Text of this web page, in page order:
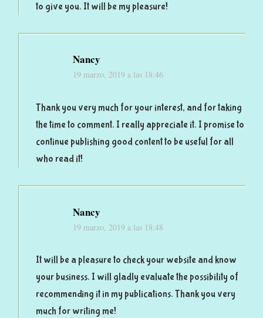
to give you. It will be my pleasure!
Nancy
19 marzo, 2019 a las 18:46
Thank you very much for your interest, and for taking
the time to comment. I really appreciate it. I promise to
continue publishing good content to be useful for all
who read it!
Nancy
19 marzo, 2019 a las 18:48
It will be a pleasure to check your website and know
your business. I will gladly evaluate the possibility of
recommending it in my publications. Thank you very
much for writing me!